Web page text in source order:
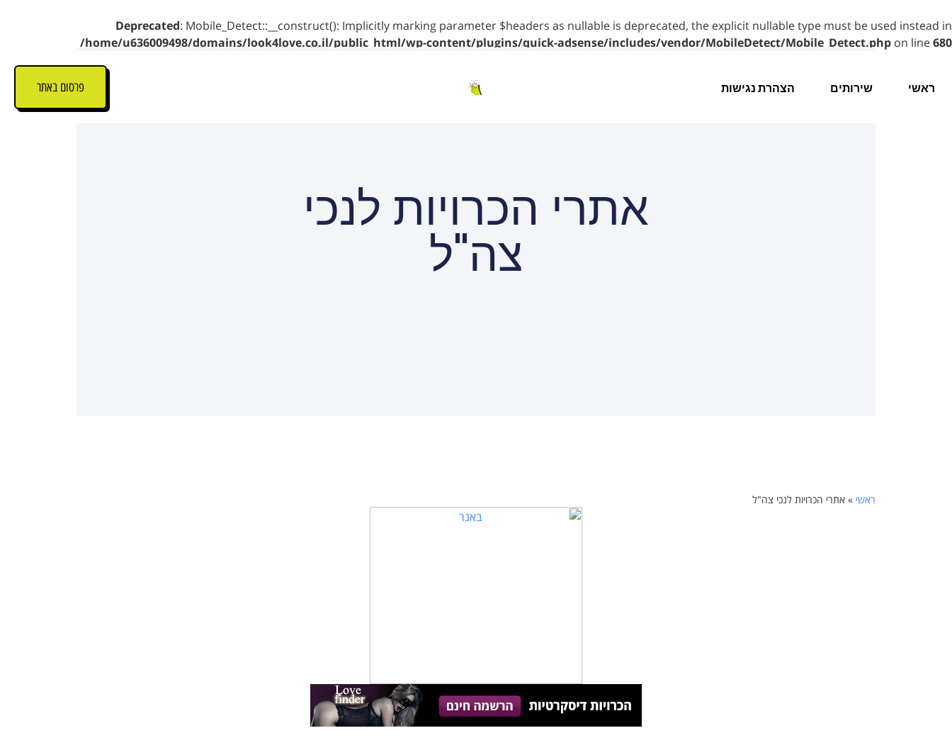
Deprecated: Mobile_Detect::__construct(): Implicitly marking parameter $headers as nullable is deprecated, the explicit nullable type must be used instead in
/home/u636009498/domains/look4love.co.il/public_html/wp-content/plugins/quick-adsense/includes/vendor/MobileDetect/Mobile_Detect.php on line680
ראשי שירותים הצהרת נגישות פרסום באתר
אתרי הכרויות לנכי
צה"ל
ראשי » אתרי הכרויות לנכי צה"ל